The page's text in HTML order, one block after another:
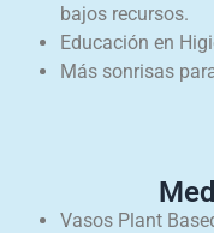
bajos recursos.
Educación en
Más sonrisas
Vasos Plant